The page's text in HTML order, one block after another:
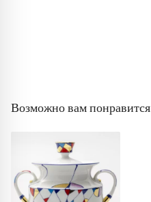
Возможно вам понравится